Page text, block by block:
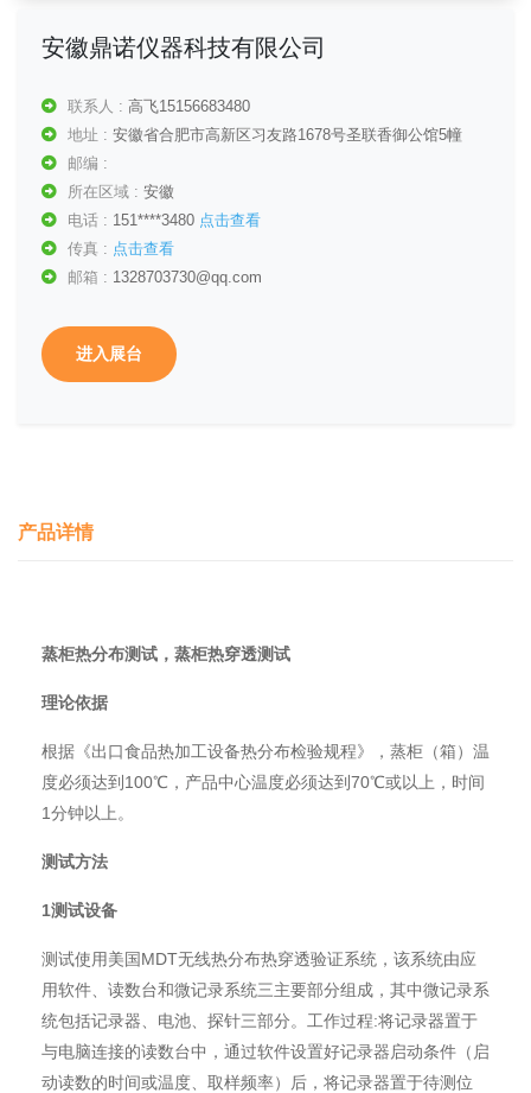
安徽鼎诺仪器科技有限公司
联系人 : 高飞15156683480
地址 : 安徽省合肥市高新区习友路1678号圣联香御公馆5幢
邮编 :
所在区域 : 安徽
电话 : 151****3480 点击查看
传真 : 点击查看
邮箱 : 1328703730@qq.com
进入展台
产品详情
蒸柜热分布测试，蒸柜热穿透测试
理论依据
根据《出口食品热加工设备热分布检验规程》，蒸柜（箱）温
度必须达到100℃，产品中心温度必须达到70℃或以上，时间
1分钟以上。
测试方法
1测试设备
测试使用美国MDT无线热分布热穿透验证系统，该系统由应
用软件、读数台和微记录系统三主要部分组成，其中微记录系
统包括记录器、电池、探针三部分。工作过程:将记录器置于
与电脑连接的读数台中，通过软件设置好记录器启动条件（启
动读数的时间或温度、取样频率）后，将记录器置于待测位